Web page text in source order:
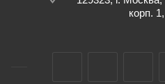
корп.